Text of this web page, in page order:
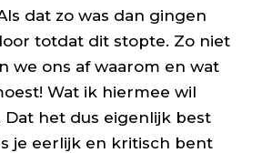
dat zo was dan gingen
totdat dit stopte. Zo niet
we ons af waarom en wat
Wat ik hiermee wil
Dat het dus eigenlijk best
je eerlijk en kritisch bent